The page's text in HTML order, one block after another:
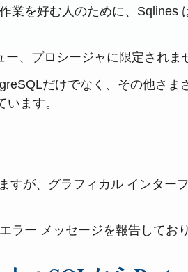
業を好む人のために、Sqlines
、プロシージャに限定され
だけでなく、その他さ
ます。
すが、グラフィカル インター
ラー メッセージを報告してお